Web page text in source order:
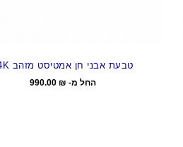
טבעת אבני חן אמטיסט מזהב 14K
החל מ- 990.00 ₪